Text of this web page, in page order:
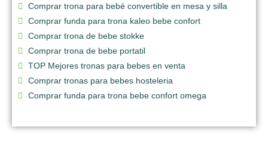
Comprar trona para bebé convertible en mesa y silla
Comprar funda para trona kaleo bebe confort
Comprar trona de bebe stokke
Comprar trona de bebe portatil
TOP Mejores tronas para bebes en venta
Comprar tronas para bebes hosteleria
Comprar funda para trona bebe confort omega